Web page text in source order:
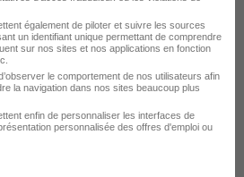
également de piloter et suivre les sources
un identifiant unique permettant de comprendre
sur nos sites et nos applications en fonction
le comportement de nos utilisateurs afin
la navigation dans nos sites beaucoup plus
enfin de personnaliser les interfaces de
personnalisée des offres d'emploi ou